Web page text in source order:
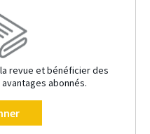
revue et bénéficier des
abonnés.